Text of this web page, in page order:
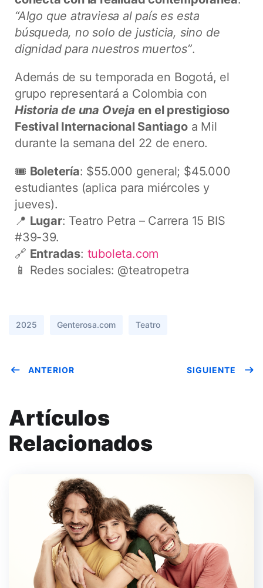
“Algo que atraviesa al país es esta
búsqueda, no solo de justicia, sino de
dignidad para nuestros muertos”.
Además de su temporada en Bogotá, el
grupo representará a Colombia con
Historia de una Oveja en el prestigioso
Festival Internacional Santiagoa Mil
durante la semana del 22 de enero.
🎟️ Boletería: $55.000 general; $45.000
estudiantes (aplica para miércoles y
jueves).
📍 Lugar: Teatro Petra – Carrera 15 BIS
#39-39.
🔗 Entradas: tuboleta.com
📱 Redes sociales: @teatropetra
2025 Genterosa.com Teatro
ANTERIOR SIGUIENTE
Artículos
Relacionados